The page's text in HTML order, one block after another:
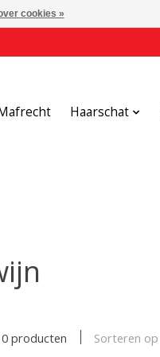
Haarschat
0 producten Sorteren op
cookies »